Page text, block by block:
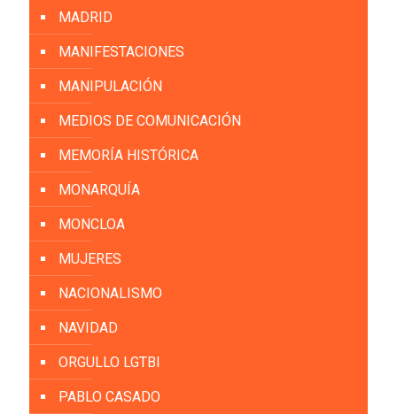
MADRID
MANIFESTACIONES
MANIPULACIÓN
MEDIOS DE COMUNICACIÓN
MEMORÍA HISTÓRICA
MONARQUÍA
MONCLOA
MUJERES
NACIONALISMO
NAVIDAD
ORGULLO LGTBI
PABLO CASADO